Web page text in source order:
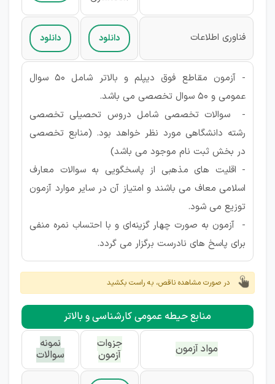
فناوری اطلاعات دانلود دانلود
- آزمون مقاطع فوق دیپلم و بالاتر شامل 50 سوال
عمومی و 50 سوال تخصصی می باشد.
- سوالات تخصصی شامل دروس تحصیلی تخصصی
رشته دانشگاهی مورد نظر خواهد بود. (منابع تخصصی
در بخش ثبت نام موجود می باشد)
- اقلیت های مذهبی از پاسخگویی به سوالات معارف
اسلامی معاف می باشند و امتیاز آن در سایر موارد آزمون
توزیع می شود.
- آزمون به صورت چهار گزینه‌ای و با احتساب نمره منفی
برای پاسخ های نادرست برگزار می گردد.
در صورت مشاهده ناقص، به راست بکشید
منابع حیطه عمومی کارشناسی و بالاتر
مواد آزمون جزوات
آزمون
نمونه
سوالات